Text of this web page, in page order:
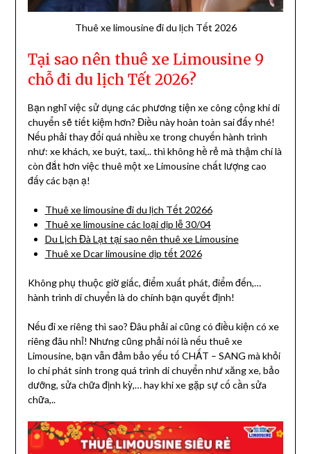
Thuê xe limousine đi du lịch Tết 2026
Tại sao nên thuê xe Limousine 9
chỗ đi du lịch Tết 2026?
Bạn nghĩ việc sử dụng các phương tiện xe công cộng khi di
chuyển sẽ tiết kiệm hơn? Điều này hoàn toàn sai đấy nhé!
Nếu phải thay đổi quá nhiều xe trong chuyến hành trình
như: xe khách, xe buýt, taxi,.. thì không hề rẻ mà thậm chí là
còn đắt hơn việc thuê một xe Limousine chất lượng cao
đấy các bạn ạ!
Thuê xe limousine đi du lịch Tết 20266
Thuê xe limousine các loại dịp lễ 30/04
Du Lịch Đà Lạt tại sao nên thuê xe Limousine
Thuê xe Dcar limousine dịp tết 2026
Không phụ thuộc giờ giấc, điểm xuất phát, điểm đến,…
hành trình di chuyển là do chính bạn quyết định!
Nếu đi xe riêng thì sao? Đâu phải ai cũng có điều kiện có xe
riêng đâu nhỉ! Nhưng cũng phải nói là nếu thuê xe
Limousine, bạn vẫn đảm bảo yếu tố CHẤT – SANG mà khỏi
lo chi phát sinh trong quá trình di chuyển như xăng xe, bảo
dưỡng, sửa chữa định kỳ,… hay khi xe gặp sự cố cần sửa
chữa,..